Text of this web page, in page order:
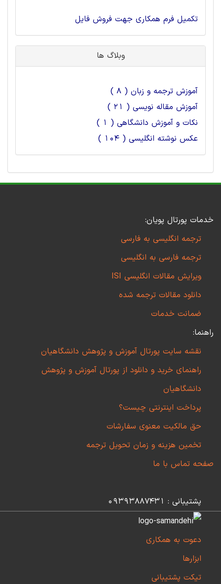
تکمیل فرم همکاری جهت فروش فایل
وبلاگ ها
آموزش ترجمه و زبان ( 8 )
آموزش مقاله نویسی ( 21 )
نکات و آموزش دانشگاهی ( 1 )
عکس نوشته انگلیسی ( 104 )
خدمات پورتال پویان:
ترجمه انگلیسی به فارسی
ترجمه فارسی به انگلیسی
ویرایش مقالات انگلیسی ISI
دانلود مقالات ترجمه شده
ضمانت خدمات
راهنما:
نقشه سایت پورتال آموزش و پژوهش دانشگاهیان
راهنمای خرید و دانلود از پورتال آموزش و پژوهش
دانشگاهیان
پرداخت اینترنتی چیست؟
حق مالکیت معنوی سفارشات
تخمین هزینه و زمان تحویل ترجمه
صفحه تماس با ما
پشتیبانی : 09393887431
دعوت به همکاری
ابزارها
تیکت پشتیبانی